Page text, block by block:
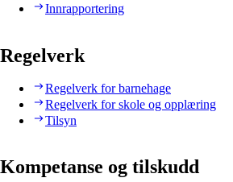
Innrapportering
Regelverk
Regelverk for barnehage
Regelverk for skole og opplæring
Tilsyn
Kompetanse og tilskudd